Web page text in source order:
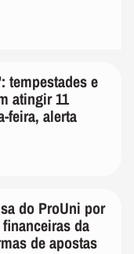
tempestades e
atingir 11
feira, alerta
do ProUni por
da
de apostas